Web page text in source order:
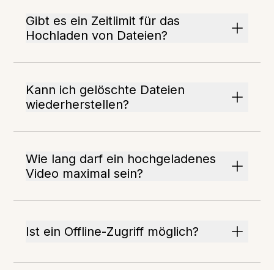
Gibt es ein Zeitlimit für das
Hochladen von Dateien?
Kann ich gelöschte Dateien
wiederherstellen?
Wie lang darf ein hochgeladenes
Video maximal sein?
Ist ein Offline-Zugriff möglich?